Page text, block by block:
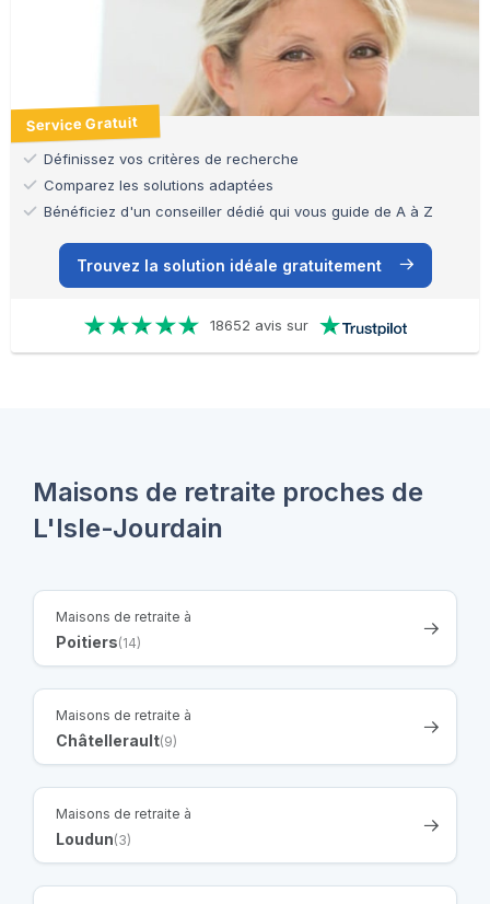
Service Gratuit
Définissez vos critères de recherche
Comparez les solutions adaptées
Bénéficiez d'un conseiller dédié qui vous guide de A à Z
Trouvez la solution idéale gratuitement
18652 avis sur
Maisons de retraite proches de
L'Isle-Jourdain
Maisons de retraite à
Poitiers(14)
Maisons de retraite à
Châtellerault(9)
Maisons de retraite à
Loudun(3)